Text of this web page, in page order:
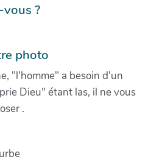
?
photo
"l'homme" a besoin d'un
Dieu" étant las, il ne vous
.